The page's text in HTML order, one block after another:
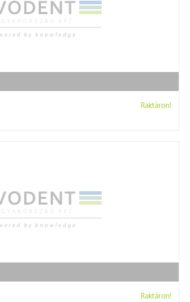
Raktáron!
Raktáron!